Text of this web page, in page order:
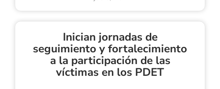
Inician jornadas de
seguimiento y fortalecimiento
a la participación de las
víctimas en los PDET